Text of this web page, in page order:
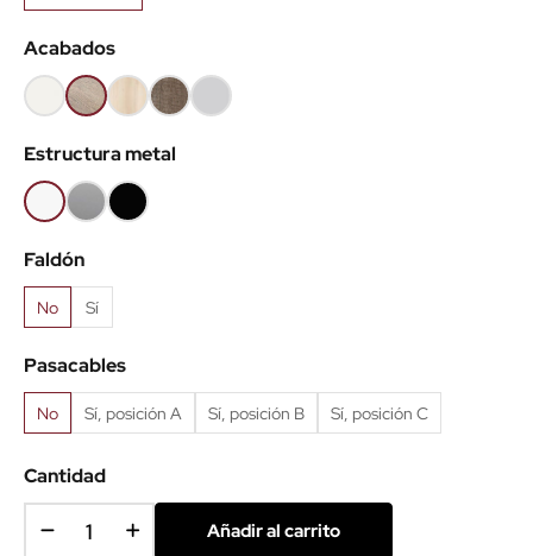
Acabados
BlancoOlmo
claro
AcaciaNebraska
Gris
claro
Estructura metal
BlancoGris
aluminio
Negro
Faldón
No Sí
Pasacables
No Sí, posición A Sí, posición B Sí, posición C
Cantidad
Añadir al carrito